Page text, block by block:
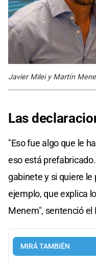
Javier Milei y Martín
Las
"Eso fue algo que le
eso está
gabinete y si quiere le
ejemplo, que explica
Menem", sentenció el
MIRÁ TAMBIÉN